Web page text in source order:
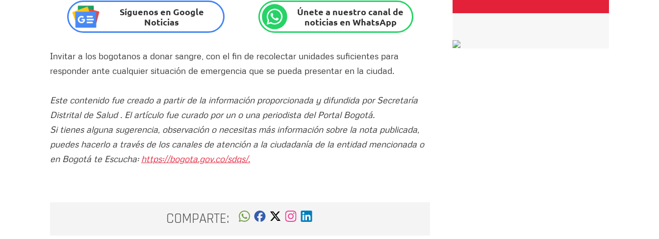
Síguenos en Google
Noticias
Únete a nuestro canal de
noticias en WhatsApp
Invitar a los bogotanos a donar sangre, con el fin de recolectar unidades suficientes para
responder ante cualquier situación de emergencia que se pueda presentar en la ciudad.
Este contenido fue creado a partir de la información proporcionada y difundida por Secretaría
Distrital de Salud . El artículo fue curado por un o una periodista del Portal Bogotá.
Si tienes alguna sugerencia, observación o necesitas más información sobre la nota publicada,
puedes hacerlo a través de los canales de atención a la ciudadanía de la entidad mencionada o
en Bogotá te Escucha: https://bogota.gov.co/sdqs/.
COMPARTE: